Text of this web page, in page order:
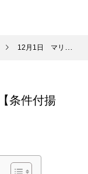
12月1日 マリーナ最新情報【条件付揚降】
条件付揚